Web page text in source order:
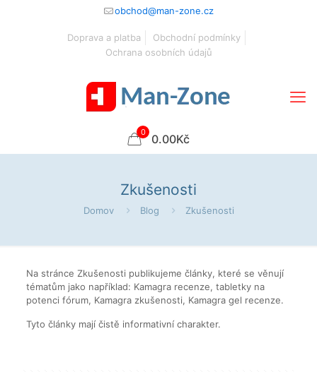
obchod@man-zone.cz
Doprava a platba
Obchodní podmínky
Ochrana osobních údajů
0 0.00Kč
Zkušenosti
Domov Blog Zkušenosti
Na stránce Zkušenosti publikujeme články, které se věnují
tématům jako například: Kamagra recenze, tabletky na
potenci fórum, Kamagra zkušenosti, Kamagra gel recenze.
Tyto články mají čistě informativní charakter.